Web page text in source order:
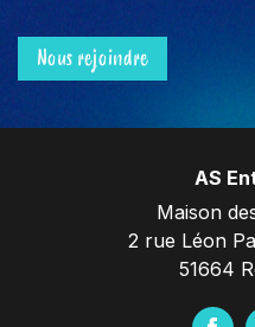
Nous rejoindre
AS
Maison
2 rue Léon
51664